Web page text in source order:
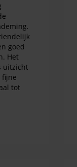
goed
Het
uitzicht
fijne
tot